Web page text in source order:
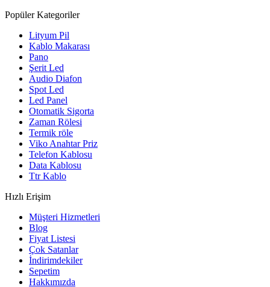
Popüler Kategoriler
Lityum Pil
Kablo Makarası
Pano
Şerit Led
Audio Diafon
Spot Led
Led Panel
Otomatik Sigorta
Zaman Rölesi
Termik röle
Viko Anahtar Priz
Telefon Kablosu
Data Kablosu
Ttr Kablo
Hızlı Erişim
Müşteri Hizmetleri
Blog
Fiyat Listesi
Çok Satanlar
İndirimdekiler
Sepetim
Hakkımızda